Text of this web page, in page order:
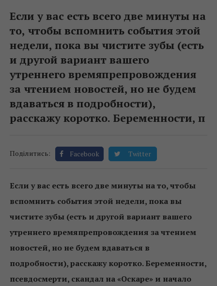
Если у вас есть всего две минуты на
то, чтобы вспомнить события этой
недели, пока вы чистите зубы (есть
и другой вариант вашего
утреннего времяпрепровождения
за чтением новостей, но не будем
вдаваться в подробности),
расскажу коротко. Беременности, п
Поділитись: Facebook Twitter
Если у вас есть всего две минуты на то, чтобы
вспомнить события этой недели, пока вы
чистите зубы (есть и другой вариант вашего
утреннего времяпрепровождения за чтением
новостей, но не будем вдаваться в
подробности), расскажу коротко. Беременности,
псевдосмерти, скандал на «Оскаре» и начало